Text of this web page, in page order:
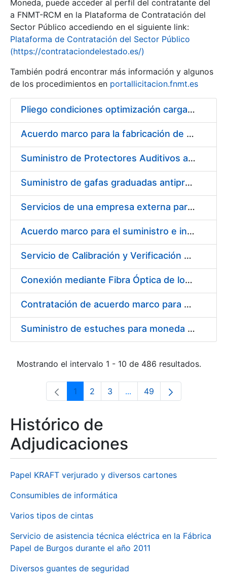
Moneda, puede acceder al perfil del contratante del
a FNMT-RCM en la Plataforma de Contratación del
Sector Público accediendo en el siguiente link:
Plataforma de Contratación del Sector Público
(https://contrataciondelestado.es/)
También podrá encontrar más información y algunos
de los procedimientos en portallicitacion.fnmt.es
Pliego condiciones optimización cargas compras firmado
Acuerdo marco para la fabricación de piezas
Suministro de Protectores Auditivos a medida para las personas trabajadoras de los Centros de Trabajo de Madrid y Burgos
Suministro de gafas graduadas antiproyecciones para los trabajadores de la FNMT-RCM en los centros de trabajo de Madrid y Burgos
Servicios de una empresa externa para el asesoramiento y resolución de los recursos de alzada que se presentan relacionados con procesos de selección para la FNMT-RCM
Acuerdo marco para el suministro e instalación de persianas, estores y otros complementos
Servicio de Calibración y Verificación Externa de los Equipos de Medición del Servicio de Prevención de la FNMT-RCM
Conexión mediante Fibra Óptica de los Centros de Proceso de Datos (CPDs) de las sedes de la FNMT-RCM de Burgos y Madrid
Contratación de acuerdo marco para el Suministro de Material de Electricidad para la Fábrica Nacional de Moneda y Timbre-Real Casa de la Moneda en su centro de trabajo de Burgos
Suministro de estuches para moneda de 30 €
Mostrando el intervalo 1 - 10 de 486 resultados.
Página
1 Página
2 Página
3 ...Páginas intermedias Use
Página
49
Histórico de
Adjudicaciones
Papel KRAFT verjurado y diversos cartones
Consumibles de informática
Varios tipos de cintas
Servicio de asistencia técnica eléctrica en la Fábrica
Papel de Burgos durante el año 2011
Diversos guantes de seguridad